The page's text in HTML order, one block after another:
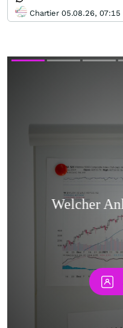
Chartier 05.08.26, 07:15